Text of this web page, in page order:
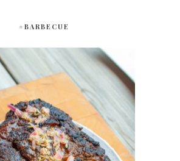
#BARBECUE